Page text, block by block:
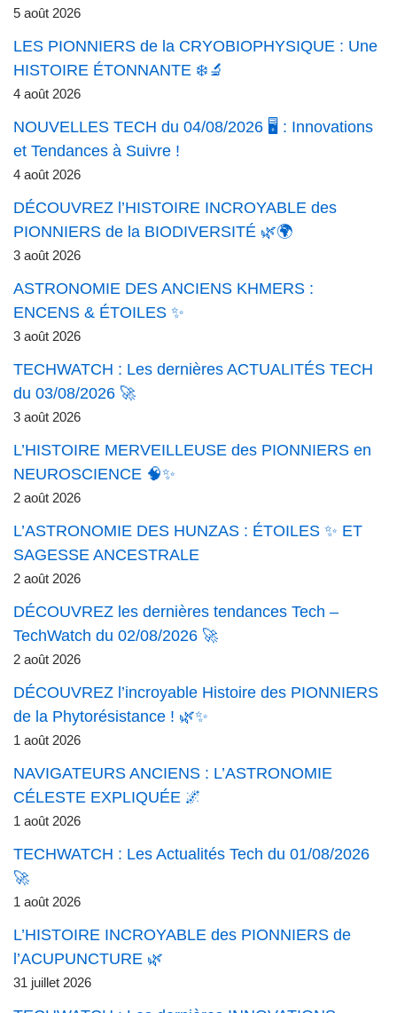
5 août 2026
LES PIONNIERS de la CRYOBIOPHYSIQUE : Une
HISTOIRE ÉTONNANTE ❄️🔬
4 août 2026
NOUVELLES TECH du 04/08/2026 🖥️ : Innovations
et Tendances à Suivre !
4 août 2026
DÉCOUVREZ l’HISTOIRE INCROYABLE des
PIONNIERS de la BIODIVERSITÉ 🌿🌍
3 août 2026
ASTRONOMIE DES ANCIENS KHMERS :
ENCENS & ÉTOILES ✨
3 août 2026
TECHWATCH : Les dernières ACTUALITÉS TECH
du 03/08/2026 🚀
3 août 2026
L’HISTOIRE MERVEILLEUSE des PIONNIERS en
NEUROSCIENCE 🧠✨
2 août 2026
L’ASTRONOMIE DES HUNZAS : ÉTOILES ✨ ET
SAGESSE ANCESTRALE
2 août 2026
DÉCOUVREZ les dernières tendances Tech –
TechWatch du 02/08/2026 🚀
2 août 2026
DÉCOUVREZ l’incroyable Histoire des PIONNIERS
de la Phytorésistance ! 🌿✨
1 août 2026
NAVIGATEURS ANCIENS : L’ASTRONOMIE
CÉLESTE EXPLIQUÉE 🌌
1 août 2026
TECHWATCH : Les Actualités Tech du 01/08/2026
🚀
1 août 2026
L’HISTOIRE INCROYABLE des PIONNIERS de
l’ACUPUNCTURE 🌿
31 juillet 2026